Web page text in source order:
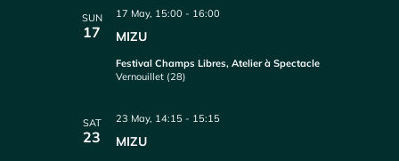
SUN
17 MIZU
17 May, 15:00 - 16:00
Festival Champs Libres, Atelier à Spectacle
Vernouillet (28)
SAT
23 MIZU
23 May, 14:15 - 15:15